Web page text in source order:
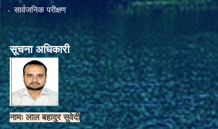
सार्वजनिक परीक्षण
सूचना अधिकारी
नामः लाल बहादुर सुवेदी